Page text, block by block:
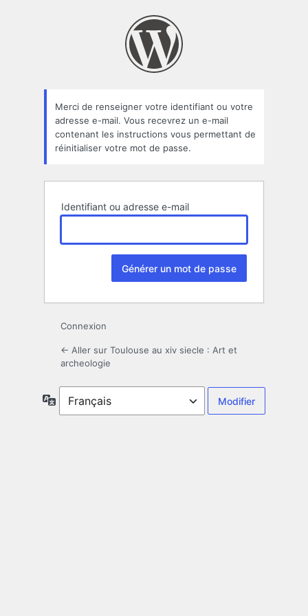
oublié
Merci de renseigner votre identifiant ou votre
adresse e-mail. Vous recevrez un e-mail
contenant les instructions vous permettant de
réinitialiser votre mot de passe.
Identifiant ou adresse e-mail
Connexion
← Aller sur Toulouse au xiv siecle : Art et
archeologie
Langue